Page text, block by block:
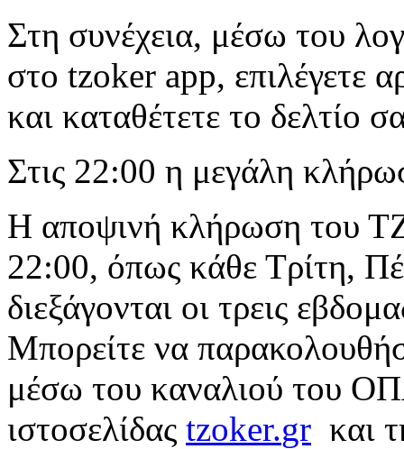
Στη συνέχεια, μέσω του
στο tzoker app, επιλέγετε
και καταθέτετε το δελτίο
Στις 22:00 η μεγάλη
Η αποψινή κλήρωση του
22:00, όπως κάθε Τρίτη,
διεξάγονται οι τρεις
Μπορείτε να
μέσω του καναλιού του
ιστοσελίδας tzoker.gr και